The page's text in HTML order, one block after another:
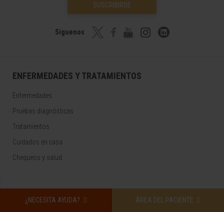
¿NECESITA AYUDA? ÁREA DEL PACIENTE
SUSCRIBIRSE
Síguenos
ENFERMEDADES Y TRATAMIENTOS
Enfermedades
Pruebas diagnósticas
Tratamientos
Cuidados en casa
Chequeos y salud